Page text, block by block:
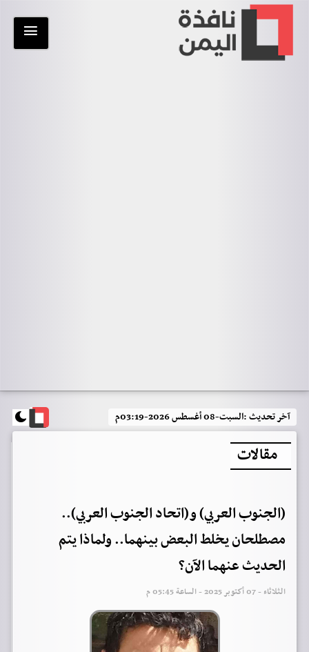
آخر تحديث :السبت-08 أغسطس 2026-03:19م
مقالات
(الجنوب العربي) و(اتحاد الجنوب العربي)..
مصطلحان يخلط البعض بينهما.. ولماذا يتم
الحديث عنهما الآن؟
الثلاثاء - 07 أكتوبر 2025 - الساعة 05:45 م